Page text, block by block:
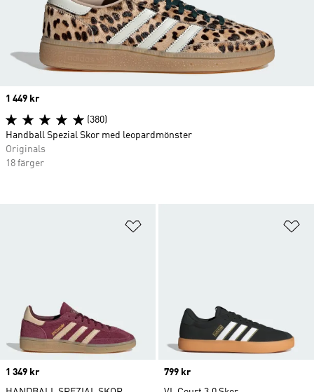
Price
1 349 kr
Price
799 kr
Price
1 449 kr
(380)
Handball Spezial Skor med leopardmönster
Originals
18 färger